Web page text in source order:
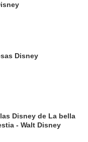
Disney
Disney de La bella
- Walt Disney